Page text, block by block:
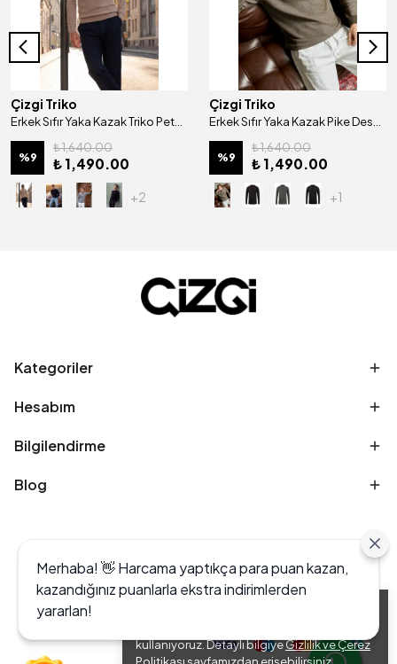
kullanıyoruz. Detaylı bilgiyeGizlilik ve Çerez
Çizgi Triko
Erkek Sıfır Yaka Kazak Triko Petek Örgü Düz Renk Klasik Kalıp - 5243C
%9
₺ 1,640.00
₺ 1,490.00
+2
Çizgi Triko
Erkek Sıfır Yaka Kazak Pike Desen Çelik Örgü Klasik Kalıp - 5214C
%9
₺ 1,640.00
₺ 1,490.00
+1
Kategoriler
Hesabım
Bilgilendirme
Blog
Merhaba! 👋 Harcama yaptıkça para puan kazan,
kazandığınız puanlarla ekstra indirimlerden
yararlan!